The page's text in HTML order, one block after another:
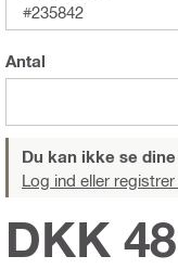
#235842
Antal
Du kan ikke se
Log ind eller
DKK